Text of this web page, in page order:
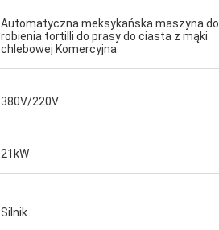
Automatyczna meksykańska maszyna do
robienia tortilli do prasy do ciasta z mąki
chlebowej Komercyjna
380V/220V
21kW
Silnik